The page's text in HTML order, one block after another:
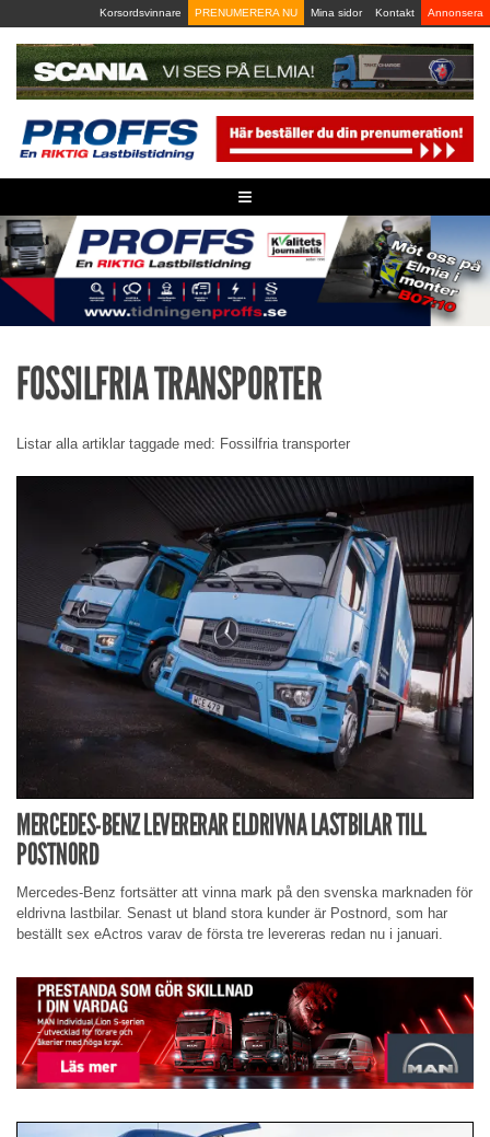
to
content
Korsordsvinnare PRENUMERERA NU Mina sidor Kontakt Annonsera
≡
FOSSILFRIA TRANSPORTER
Listar alla artiklar taggade med: Fossilfria transporter
MERCEDES-BENZ LEVERERAR ELDRIVNA LASTBILAR TILL
POSTNORD
Mercedes-Benz fortsätter att vinna mark på den svenska marknaden för
eldrivna lastbilar. Senast ut bland stora kunder är Postnord, som har
beställt sex eActros varav de första tre levereras redan nu i januari.